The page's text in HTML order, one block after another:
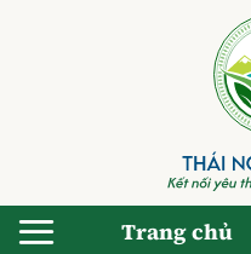
Trang chủ